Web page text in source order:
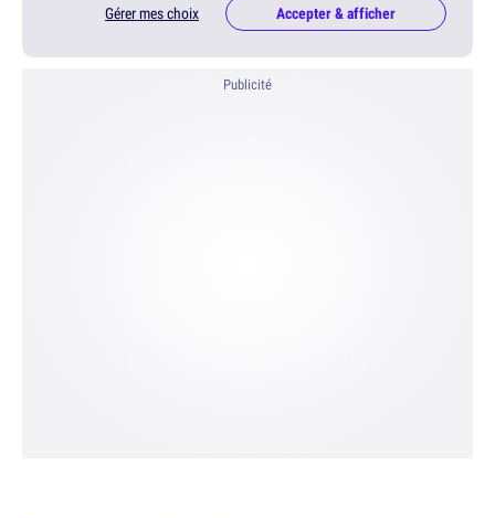
Gérer mes choix Accepter & afficher
Publicité